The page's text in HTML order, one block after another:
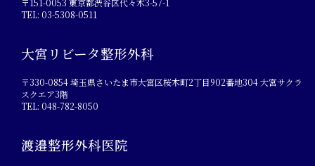
〒151-0053 東京都渋谷区代々木3-57-1
TEL: 03-5308-0511
大宮リビータ整形外科
〒330-0854 埼玉県さいたま市大宮区桜木町2丁目902番地304 大宮サクラ
スクエア3階
TEL: 048-782-8050
渡邉整形外科医院